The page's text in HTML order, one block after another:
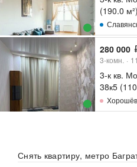
(190.0 м²)
280 000
3-комн.
3-к кв.
38к5
Снять квартиру, метро